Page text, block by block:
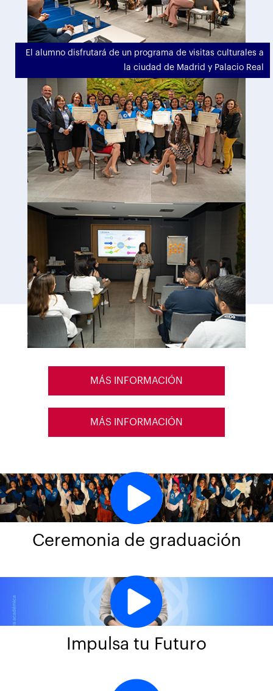
El alumno disfrutará de un programa de visitas culturales a
la ciudad de Madrid y Palacio Real
MÁS INFORMACIÓN
MÁS INFORMACIÓN
Ceremonia de graduación
Impulsa tu Futuro